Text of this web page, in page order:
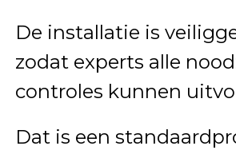
De installatie is
zodat experts alle
controles kunnen
Dat is een